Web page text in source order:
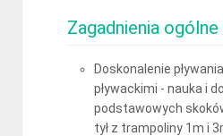
Zagadnienia
Doskonalenie
pływackimi - nauka i
podstawowych
tył z trampoliny 1m i